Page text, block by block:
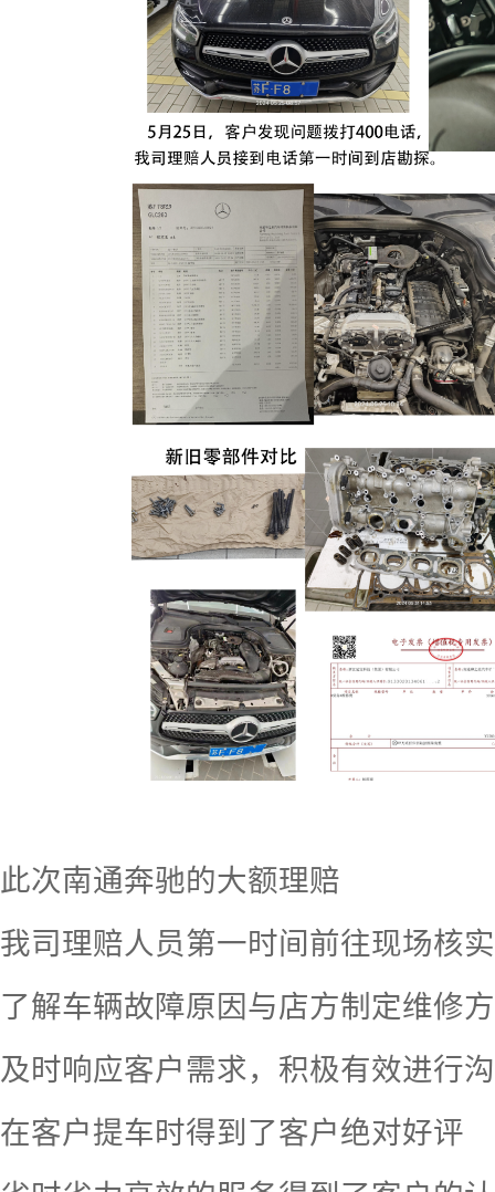
此次南通奔驰的大额理赔
我司理赔人员第一时间前往现场核实
了解车辆故障原因与店方制定维修
及时响应客户需求，积极有效进行
在客户提车时得到了客户绝对好评